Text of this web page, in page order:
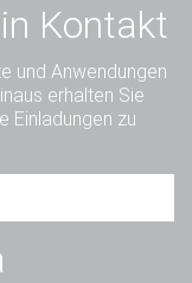
Kontakt
und Anwendungen
erhalten Sie
Einladungen zu